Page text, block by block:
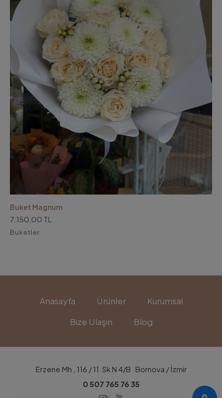
Buket Magnum
7.150,00 TL
Buketler
Anasayfa Ürünler
Kurumsal
Bize Ulaşın
Blog
Erzene Mh , 116 / 11 Sk N 4/B Bornova / İzmir
0 507 765 76 35